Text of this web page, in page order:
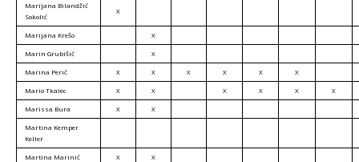
Marijana Bilandžić
Sokolić
X
Marijana Krešo X
Marin Grubišić X
Marina Perić X X X X X X
Mario Tkalec X X X X X X
Marissa Bura X X
Martina Kemper
Keller
Martina Marinić X X